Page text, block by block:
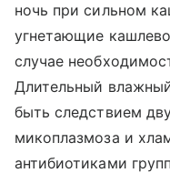
ночь при сильном
угнетающие
случае
Длительный
быть следствием
микоплазмоза и
антибиотиками